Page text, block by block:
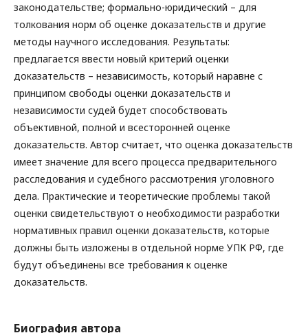
законодательстве; формально-юридический – для
толкования норм об оценке доказательств и другие
методы научного исследования. Результаты:
предлагается ввести новый критерий оценки
доказательств – независимость, который наравне с
принципом свободы оценки доказательств и
независимости судей будет способствовать
объективной, полной и всесторонней оценке
доказательств. Автор считает, что оценка доказательств
имеет значение для всего процесса предварительного
расследования и судебного рассмотрения уголовного
дела. Практические и теоретические проблемы такой
оценки свидетельствуют о необходимости разработки
нормативных правил оценки доказательств, которые
должны быть изложены в отдельной норме УПК РФ, где
будут объединены все требования к оценке
доказательств.
Биография автора